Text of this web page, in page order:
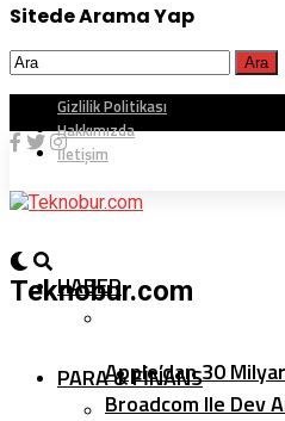
Sitede Arama Yap
Gizlilik Politikası
Hakkımızda
İletişim
Teknobur.com
HABER
Apple’dan 30
Broadcom Ile Dev
PARA & FINANS